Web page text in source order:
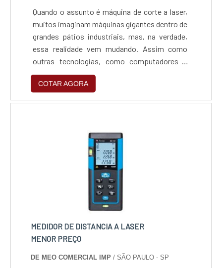
Quando o assunto é máquina de corte a laser,
muitos imaginam máquinas gigantes dentro de
grandes pátios industriais, mas, na verdade,
essa realidade vem mudando. Assim como
outras tecnologias, como computadores e
telefones, a máquina de corte a laser portátil
tem se tornado cada vez mais
compacta.Funcionalidade do serviçoCom os
equipamento para produzir as mais....
COTAR AGORA
MEDIDOR DE DISTANCIA A LASER
MENOR PREÇO
DE MEO COMERCIAL IMP / SÃO PAULO - SP